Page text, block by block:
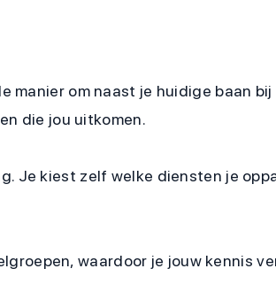
manier om naast je huidige baan
die jou uitkomen.
Je kiest zelf welke diensten je
waardoor je jouw kennis